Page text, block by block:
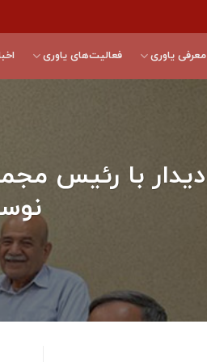
معرفی یاوری فعالیت‌های یاوری
دیدار با رئیس